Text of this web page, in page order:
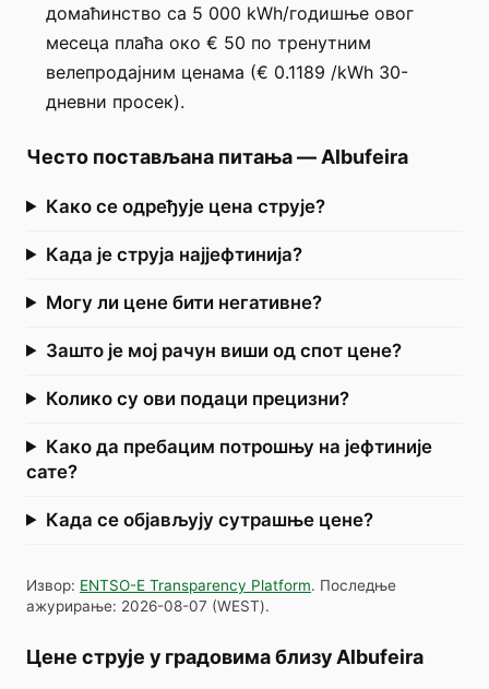
домаћинство са 5 000 kWh/годишње овог
месеца плаћа око € 50 по тренутним
велепродајним ценама (€ 0.1189 /kWh 30-
дневни просек).
Често постављана питања— Albufeira
Како се одређује цена струје?
Када је струја најјефтинија?
Могу ли цене бити негативне?
Зашто је мој рачун виши од спот цене?
Колико су ови подаци прецизни?
Како да пребацим потрошњу на јефтиније
сате?
Када се објављују сутрашње цене?
Извор: ENTSO-E Transparency Platform. Последње
ажурирање: 2026-08-07 (WEST).
Цене струје у градовима близу Albufeira